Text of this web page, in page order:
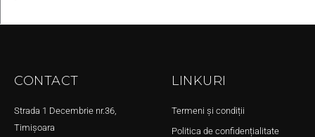
CONTACT
Strada 1 Decembrie nr.36,
Timișoara
LINKURI
Termeni și condiții
Politica de confidențialitate